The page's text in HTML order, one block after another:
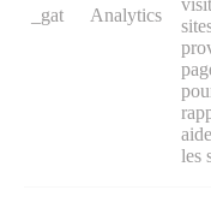
_gat Analytics
les